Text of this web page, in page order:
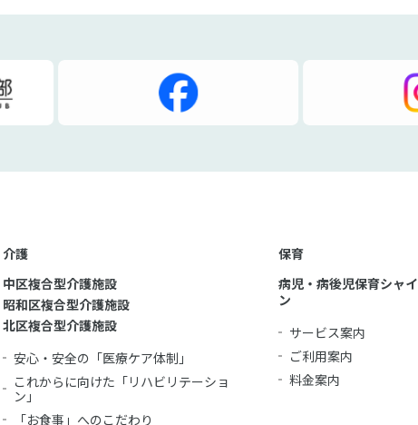
介護
中区複合型介護施設
昭和区複合型介護施設
北区複合型介護施設
安心・安全の「医療ケア体制」
これからに向けた「リハビリテーショ
ン」
「お食事」へのこだわり
保育
病児・病後児保育シャイ
ン
サービス案内
ご利用案内
料金案内